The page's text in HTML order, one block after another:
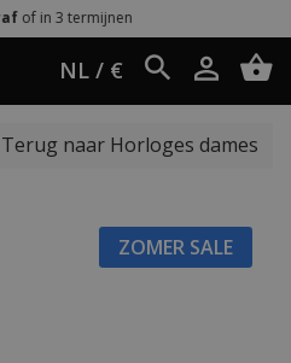
NL / €
Terug naar Horloges dames
ZOMER SALE